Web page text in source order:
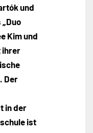
und
Kim und
ihrer
Der
in der
ist